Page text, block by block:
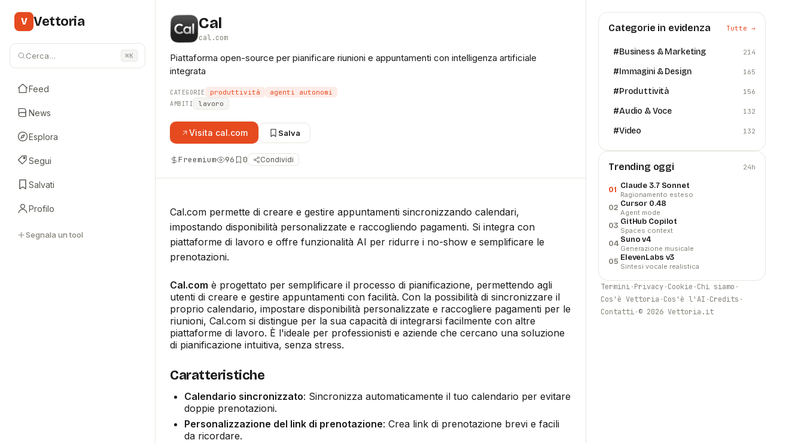
V Vettoria
Cerca… ⌘K
Feed
News
Esplora
Segui
Salvati
Profilo
Segnala un tool
Cal
cal.com
Piattaforma open-source per pianificare riunioni e appuntamenti con intelligenza artificiale
integrata
CATEGORIE produttività agenti autonomi
AMBITI lavoro
Visita cal.com Salva
Freemium 96 0 Condividi
Cal.com permette di creare e gestire appuntamenti sincronizzando calendari,
impostando disponibilità personalizzate e raccogliendo pagamenti. Si integra con
piattaforme di lavoro e offre funzionalità AI per ridurre i no-show e semplificare le
prenotazioni.
Cal.com è progettato per semplificare il processo di pianificazione, permettendo agli
utenti di creare e gestire appuntamenti con facilità. Con la possibilità di sincronizzare il
proprio calendario, impostare disponibilità personalizzate e raccogliere pagamenti per le
riunioni, Cal.com si distingue per la sua capacità di integrarsi facilmente con altre
piattaforme di lavoro. È l'ideale per professionisti e aziende che cercano una soluzione
di pianificazione intuitiva, senza stress.
Caratteristiche
Calendario sincronizzato: Sincronizza automaticamente il tuo calendario per evitare
doppie prenotazioni.
Personalizzazione del link di prenotazione: Crea link di prenotazione brevi e facili
da ricordare.
Categorie in evidenza Tutte →
#Business & Marketing 214
#Immagini & Design 165
#Produttività 156
#Audio & Voce 132
#Video 132
Trending oggi 24h
01 Claude 3.7 Sonnet
Ragionamento esteso
02 Cursor 0.48
Agent mode
03 GitHub Copilot
Spaces context
04 Suno v4
Generazione musicale
05 ElevenLabs v3
Sintesi vocale realistica
Termini·Privacy·Cookie ·Chi siamo ·
Cos'è Vettoria ·Cos'è l'AI ·Credits ·
Contatti·© 2026 Vettoria.it